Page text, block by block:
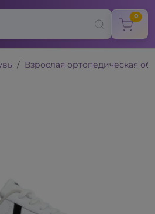
0
Взрослая ортопедическая